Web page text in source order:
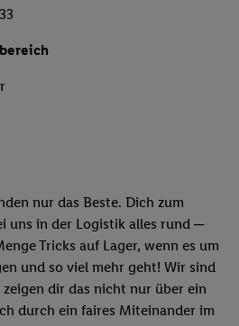
nur das Beste. Dich zum
uns in der Logistik alles rund ─
Tricks auf Lager, wenn es um
und so viel mehr geht! Wir sind
dir das nicht nur über ein
durch ein faires Miteinander im